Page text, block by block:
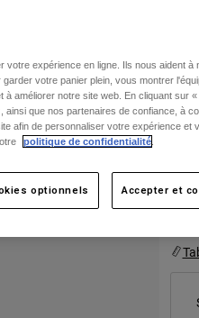
expérience en ligne. Ils nous aident à
votre panier plein, vous montrer
améliorer notre site web. En cliquant sur
que nos partenaires de confiance, à
afin de personnaliser votre expérience et
politique de confidentialité
optionnels Accepter et